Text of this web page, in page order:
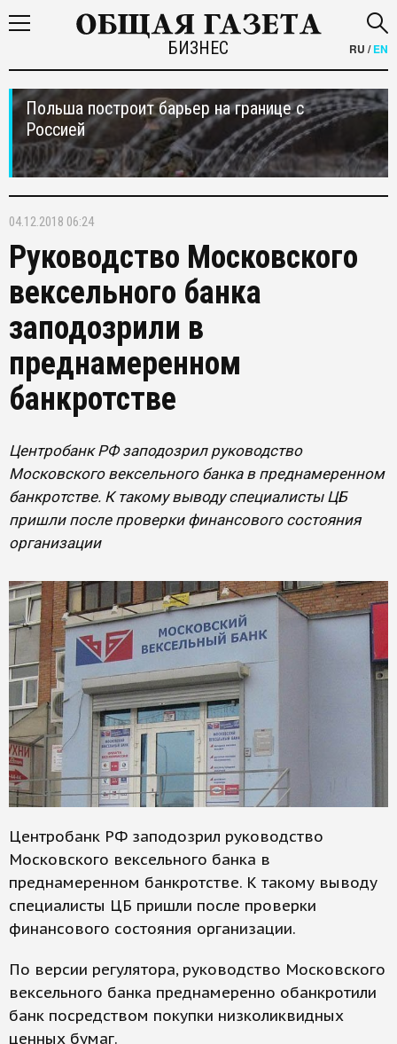
БИЗНЕС RU /EN
Польша построит барьер на границе с
Россией
04.12.2018 06:24
Руководство Московского
вексельного банка
заподозрили в
преднамеренном
банкротстве
Центробанк РФ заподозрил руководство
Московского вексельного банка в преднамеренном
банкротстве. К такому выводу специалисты ЦБ
пришли после проверки финансового состояния
организации
Центробанк РФ заподозрил руководство
Московского вексельного банка в
преднамеренном банкротстве. К такому выводу
специалисты ЦБ пришли после проверки
финансового состояния организации.
По версии регулятора, руководство Московского
вексельного банка преднамеренно обанкротили
банк посредством покупки низколиквидных
ценных бумаг.